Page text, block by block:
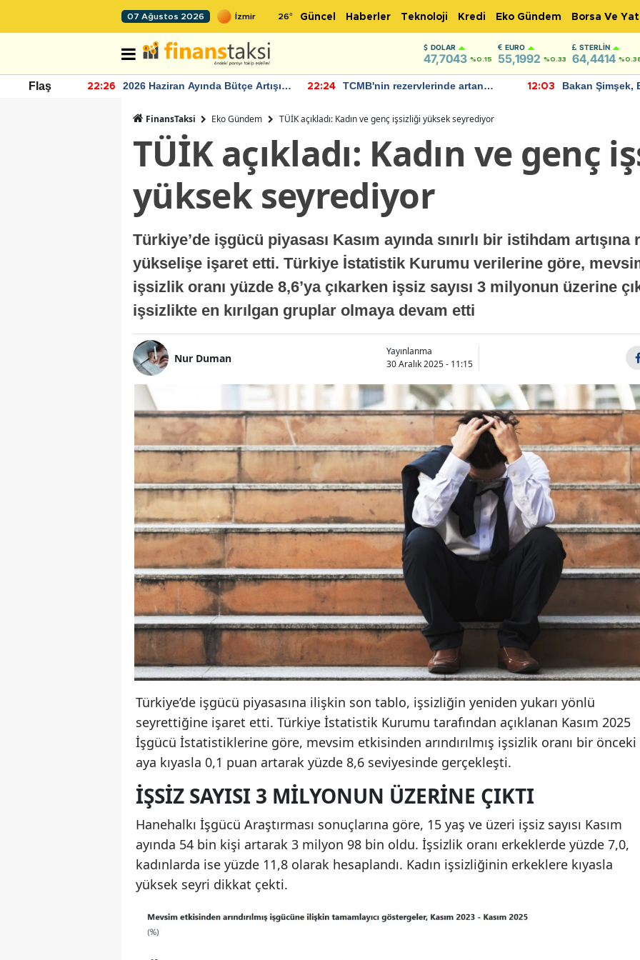
07 Ağustos 2026 26° Güncel Haberler Teknoloji Kredi Eko Gündem Borsa Ve
DOLAR
47,7043 %0.15
EURO
55,1992 %0.33
STERLIN
64,4414
Flaş
22:26
2026 Haziran Ayında Bütçe Artışı
22:24
TCMB'nin rezervlerinde artan
12:03
Bakan Şimşek, Batman
FinansTaksi Eko Gündem TÜİK açıkladı: Kadın ve genç işsizliği yüksek seyrediyor
TÜİK açıkladı: Kadın ve genç
yüksek seyrediyor
Türkiye’de işgücü piyasası Kasım ayında sınırlı bir istihdam
yükselişe işaret etti. Türkiye İstatistik Kurumu verilerine göre,
işsizlik oranı yüzde 8,6’ya çıkarken işsiz sayısı 3 milyonun üzerine
işsizlikte en kırılgan gruplar olmaya devam etti
Nur Duman
Yayınlanma
30 Aralık 2025 - 11:15
Türkiye’de işgücü piyasasına ilişkin son tablo, işsizliğin yeniden yukarı yönlü
seyrettiğine işaret etti. Türkiye İstatistik Kurumu tarafından açıklanan Kasım 2025
İşgücü İstatistiklerine göre, mevsim etkisinden arındırılmış işsizlik oranı bir önceki
aya kıyasla 0,1 puan artarak yüzde 8,6 seviyesinde gerçekleşti.
İŞSIZ SAYISI 3 MILYONUN ÜZERINE ÇIKTI
Hanehalkı İşgücü Araştırması sonuçlarına göre, 15 yaş ve üzeri işsiz sayısı Kasım
ayında 54 bin kişi artarak 3 milyon 98 bin oldu. İşsizlik oranı erkeklerde yüzde 7,0,
kadınlarda ise yüzde 11,8 olarak hesaplandı. Kadın işsizliğinin erkeklere kıyasla
yüksek seyri dikkat çekti.